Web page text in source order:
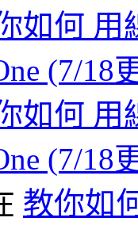
如何 用
(7/18
如何 用
(7/18
教你如